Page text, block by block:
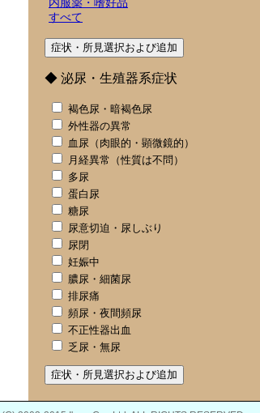
内服薬・嗜好品
すべて
◆ 泌尿・生殖器系症状
褐色尿・暗褐色尿
外性器の異常
血尿（肉眼的・顕微鏡的）
月経異常（性質は不問）
多尿
蛋白尿
糖尿
尿意切迫・尿しぶり
尿閉
妊娠中
膿尿・細菌尿
排尿痛
頻尿・夜間頻尿
不正性器出血
乏尿・無尿